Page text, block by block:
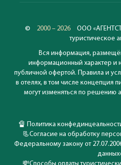
© 2000 – 2026
ООО
туристическое
Вся информация,
информационный характер и
публичной офертой. Правила и
в отелях, в том числе концепция
могут изменяться по решению
🔏 Политика
📃Согласие на обработку
Федеральному закону от